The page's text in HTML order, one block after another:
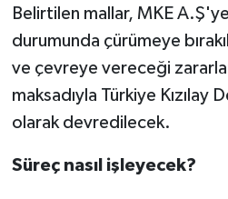
Belirtilen mallar, MKE
durumunda çürümeye
ve çevreye vereceği
maksadıyla Türkiye Kızılay
olarak devredilecek.
Süreç nasıl işleyecek?